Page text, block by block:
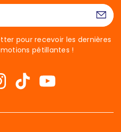
pour recevoir les dernières
pétillantes !